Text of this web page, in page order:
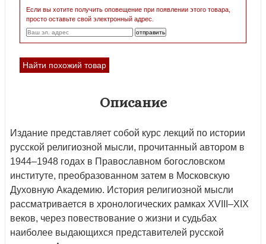
Если вы хотите получить оповещение при появлении этого товара,
просто оставьте свой электронный адрес.
Найти похожий товар
Описание
Издание представляет собой курс лекций по истории
русской религиозной мысли, прочитанный автором в
1944–1948 годах в Православном богословском
институте, преобразованном затем в Московскую
Духовную Академию. История религиозной мысли
рассматривается в хронологических рамках XVIII–XIX
веков, через повествование о жизни и судьбах
наиболее выдающихся представителей русской